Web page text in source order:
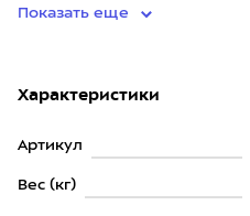
Показать еще
Характеристики
Артикул
Вес (кг)